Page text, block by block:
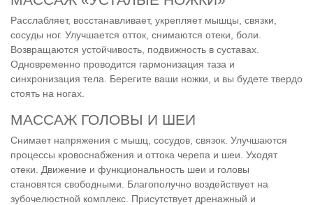
Расслабляет, восстанавливает, укрепляет мышцы, связки,
сосуды ног. Улучшается отток, снимаются отеки, боли.
Возвращаются устойчивость, подвижность в суставах.
Одновременно проводится гармонизация таза и
синхронизация тела. Берегите ваши ножки, и вы будете твердо
стоять на ногах.
МАССАЖ ГОЛОВЫ И ШЕИ
Снимает напряжения с мышц, сосудов, связок. Улучшаются
процессы кровоснабжения и оттока черепа и шеи. Уходят
отеки. Движение и функциональность шеи и головы
становятся свободными. Благополучно воздействует на
зубочелюстной комплекс. Присутствует дренажный и